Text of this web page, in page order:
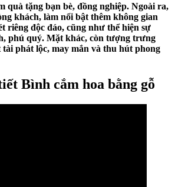
quà tặng bạn bè, đồng nghiệp. Ngoài ra,
khách, làm nổi bật thêm không gian
riêng độc đáo, cũng như thể hiện sự
phú quý. Mặt khác, còn tượng trưng
tài phát lộc, may mắn và thu hút phong
Bình cắm hoa bằng gỗ